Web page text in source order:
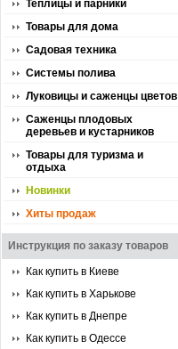
Теплицы и парники
Товары для дома
Садовая техника
Системы полива
Луковицы и саженцы цветов
Саженцы плодовых
деревьев и кустарников
Товары для туризма и
отдыха
Новинки
Хиты продаж
Инструкция по заказу товаров
Как купить в Киеве
Как купить в Харькове
Как купить в Днепре
Как купить в Одессе